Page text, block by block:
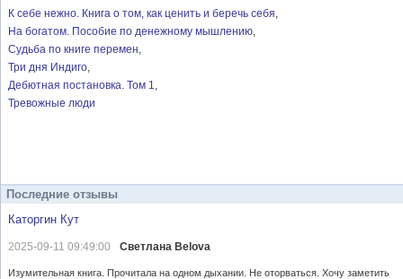
К себе нежно. Книга о том, как ценить и беречь себя
На богатом. Пособие по денежному мышлению
Судьба по книге перемен
Три дня Индиго
Дебютная постановка. Том 1
Тревожные люди
Последние отзывы
Каторгин Кут
2025-09-11 09:49:00 Светлана Belova
Изумительная книга. Прочитала на одном дыхании. Не оторваться. Хочу заметить